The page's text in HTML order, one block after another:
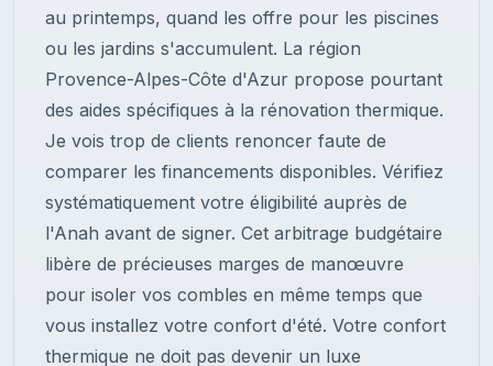
au printemps, quand les offre pour les piscines
ou les jardins s'accumulent. La région
Provence-Alpes-Côte d'Azur propose pourtant
des aides spécifiques à la rénovation thermique.
Je vois trop de clients renoncer faute de
comparer les financements disponibles. Vérifiez
systématiquement votre éligibilité auprès de
l'Anah avant de signer. Cet arbitrage budgétaire
libère de précieuses marges de manœuvre
pour isoler vos combles en même temps que
vous installez votre confort d'été. Votre confort
thermique ne doit pas devenir un luxe